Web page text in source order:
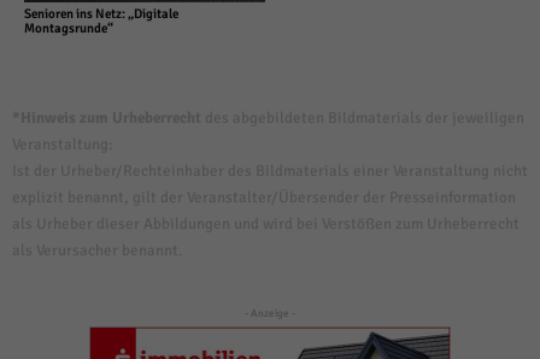
Senioren ins Netz: „Digitale
Montagsrunde“
- Anzeige -